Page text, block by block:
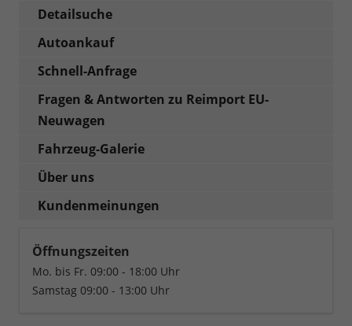
Detailsuche
Autoankauf
Schnell-Anfrage
Fragen & Antworten zu Reimport EU-
Neuwagen
Fahrzeug-Galerie
Über uns
Kundenmeinungen
Öffnungszeiten
Mo. bis Fr. 09:00 - 18:00 Uhr
Samstag 09:00 - 13:00 Uhr